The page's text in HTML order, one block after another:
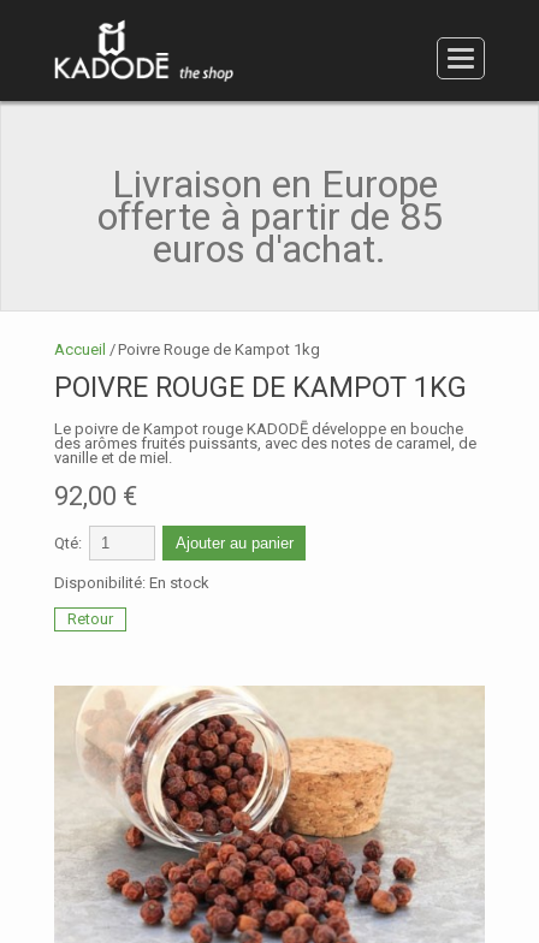
Accessoires et coffrets
Poivre rouge
Poivre Long
Sucre Sel
Livraison en Europe
offerte à partir de 85
euros d'achat.
Accueil /Poivre Rouge de Kampot 1kg
POIVRE ROUGE DE KAMPOT 1KG
Le poivre de Kampot rouge KADODĒ développe en bouche
des arômes fruités puissants, avec des notes de caramel, de
vanille et de miel.
92,00 €
Qté: Ajouter au panier
Disponibilité: En stock
Retour